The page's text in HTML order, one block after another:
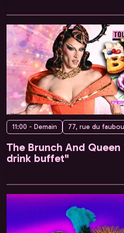
11:00 - Demain
The Brunch And
drink buffet"